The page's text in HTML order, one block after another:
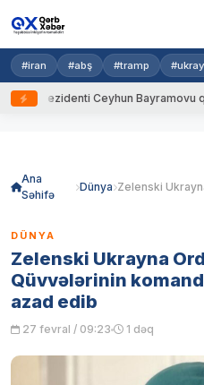
#iran #abş #tramp
Ceyhun Bayramovu qəbul
Ana
Səhifə
Dünya
DÜNYA
Zelenski Ukrayna
Qüvvələrinin
azad edib
27 fevral / 09:23 1 dəq